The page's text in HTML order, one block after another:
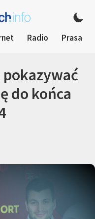
Radio Prasa
pokazywać
do końca